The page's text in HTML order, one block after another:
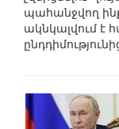
պահանջվող
ակնկալվում